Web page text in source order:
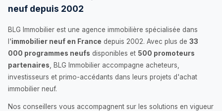
neuf depuis 2002
BLG Immobilier est une agence immobilière spécialisée dans
l'immobilier neuf en France depuis 2002. Avec plus de 33
000 programmes neufs disponibles et 500 promoteurs
partenaires , BLG Immobilier accompagne acheteurs,
investisseurs et primo-accédants dans leurs projets d'achat
immobilier neuf.
Nos conseillers vous accompagnent sur les solutions en vigueur